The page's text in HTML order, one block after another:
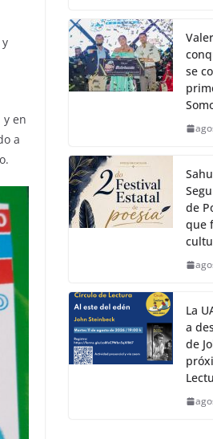
en
a
se
de
que
La
a
de